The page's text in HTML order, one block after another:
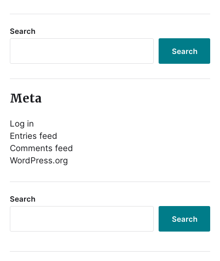
Search
Search
Meta
Log in
Entries feed
Comments feed
WordPress.org
Search
Search